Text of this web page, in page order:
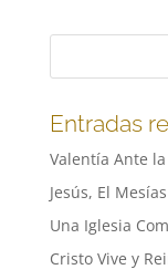
Entradas
Valentía Ante
Jesús, El
Una Iglesia
Cristo Vive y